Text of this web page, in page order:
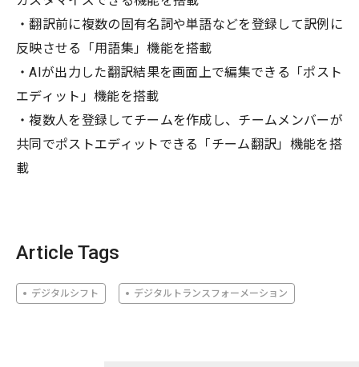
・翻訳前に複数の固有名詞や単語などを登録して訳例に
反映させる「用語集」機能を搭載
・AIが出力した翻訳結果を画面上で編集できる「ポスト
エディット」機能を搭載
・複数人を登録してチームを作成し、チームメンバーが
共同でポストエディットできる「チーム翻訳」機能を搭
載
Article Tags
デジタルシフト デジタルトランスフォーメーション